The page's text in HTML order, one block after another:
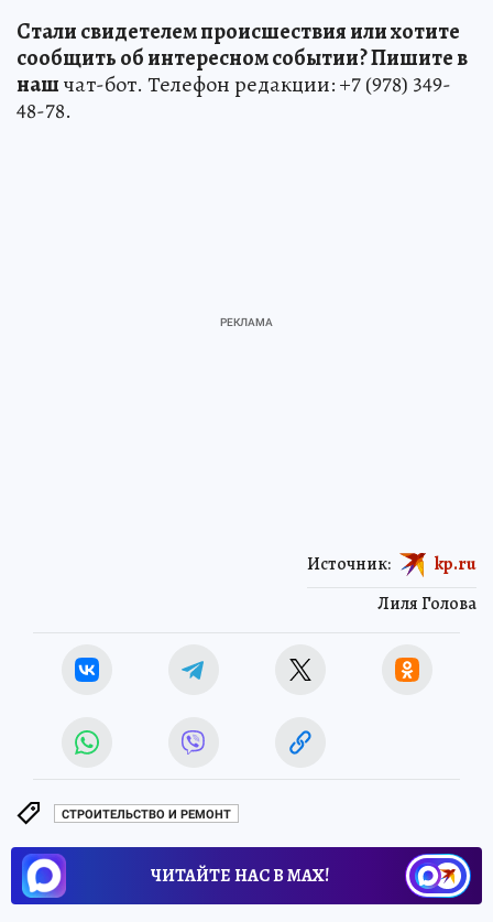
Стали свидетелем происшествия или хотите
сообщить об интересном событии? Пишите в
нашчат-бот. Телефон редакции: +7 (978) 349-
48-78.
Лиля Голова
Источник: kp.ru
СТРОИТЕЛЬСТВО И РЕМОНТ
ЧИТАЙТЕ НАС В МАХ!